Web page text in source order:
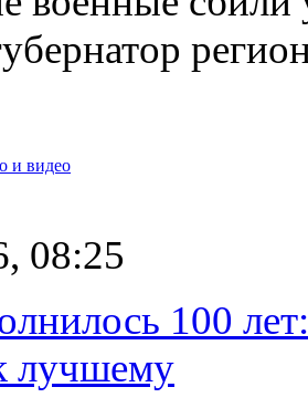
и видео
08:25
100
лучшему